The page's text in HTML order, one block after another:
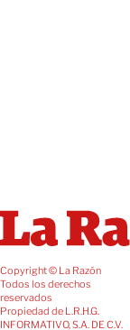
Copyright © La Razón
Todos los derechos
reservados
Propiedad de L.R.H.G.
INFORMATIVO, S.A. DE C.V.